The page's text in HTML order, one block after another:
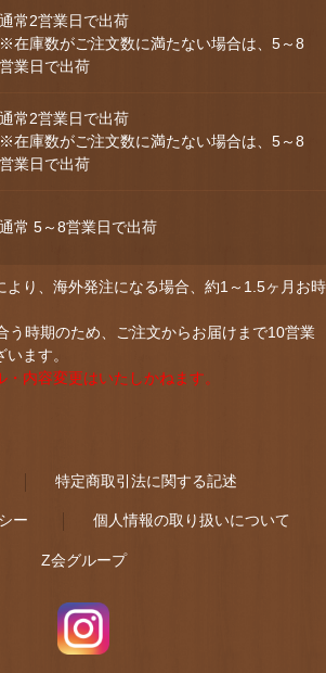
通常2営業日で出荷
※在庫数がご注文数に満たない場合は、5～8
営業日で出荷
通常2営業日で出荷
※在庫数がご注文数に満たない場合は、5～8
営業日で出荷
通常 5～8営業日で出荷
り、海外発注になる場合、約1～1.5ヶ月お時
う時期のため、ご注文からお届けまで10営業
ます。
内容変更はいたしかねます。
特定商取引法に関する記述
ー 個人情報の取り扱いについて
Z会グループ